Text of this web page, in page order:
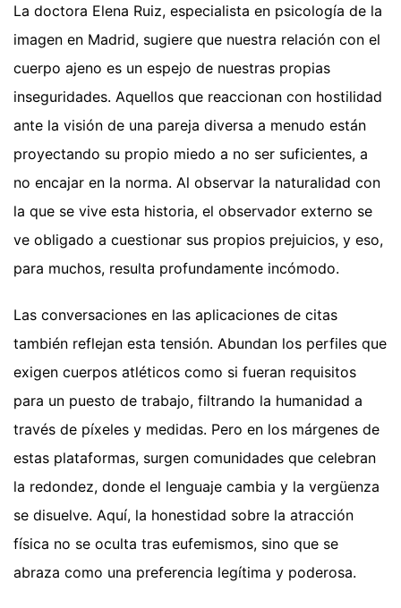
La doctora Elena Ruiz, especialista en psicología de la
imagen en Madrid, sugiere que nuestra relación con el
cuerpo ajeno es un espejo de nuestras propias
inseguridades. Aquellos que reaccionan con hostilidad
ante la visión de una pareja diversa a menudo están
proyectando su propio miedo a no ser suficientes, a
no encajar en la norma. Al observar la naturalidad con
la que se vive esta historia, el observador externo se
ve obligado a cuestionar sus propios prejuicios, y eso,
para muchos, resulta profundamente incómodo.
Las conversaciones en las aplicaciones de citas
también reflejan esta tensión. Abundan los perfiles que
exigen cuerpos atléticos como si fueran requisitos
para un puesto de trabajo, filtrando la humanidad a
través de píxeles y medidas. Pero en los márgenes de
estas plataformas, surgen comunidades que celebran
la redondez, donde el lenguaje cambia y la vergüenza
se disuelve. Aquí, la honestidad sobre la atracción
física no se oculta tras eufemismos, sino que se
abraza como una preferencia legítima y poderosa.